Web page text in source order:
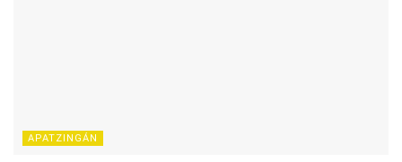
APATZINGÁN